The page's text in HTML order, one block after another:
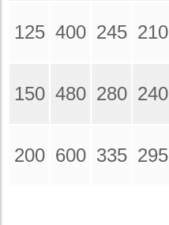
125 400 245 210
150 480 280 240
200 600 335 295